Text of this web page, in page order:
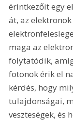
érintkezőit egy
át, az
maga az
folytatódik,
fotonok érik el
kérdés, hogy
tulajdonságai,
veszteségek, és